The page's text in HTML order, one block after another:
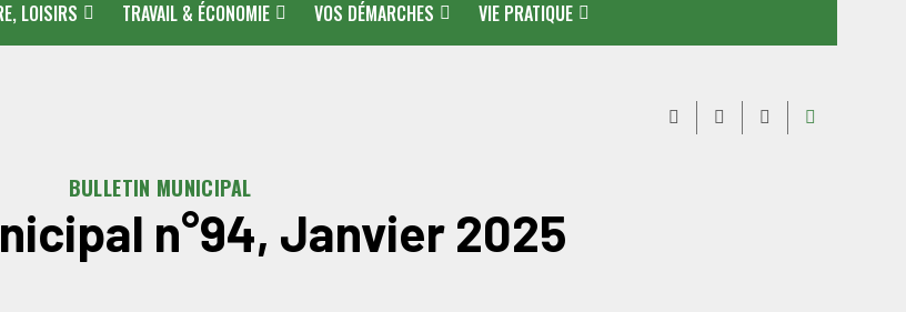
LOISIRS TRAVAIL & ÉCONOMIE VOS DÉMARCHES VIE PRATIQUE
BULLETIN MUNICIPAL
n°94, Janvier 2025